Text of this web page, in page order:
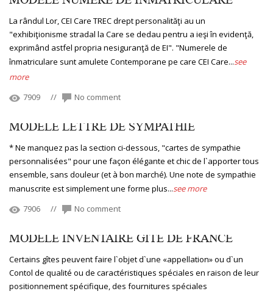
La rândul Lor, CEI Care TREC drept personalităţi au un
"exhibiţionisme stradal la Care se dedau pentru a ieşi în evidenţă,
exprimând astfel propria nesiguranţă de EI". "Numerele de
înmatriculare sunt amulete Contemporane pe care CEI Care...see
more
7909
// No comment
MODELE LETTRE DE SYMPATHIE
* Ne manquez pas la section ci-dessous, "cartes de sympathie
personnalisées" pour une façon élégante et chic de l`apporter tous
ensemble, sans douleur (et à bon marché). Une note de sympathie
manuscrite est simplement une forme plus...see more
7906
// No comment
MODELE INVENTAIRE GITE DE FRANCE
Certains gîtes peuvent faire l`objet d`une «appellation» ou d`un
Contol de qualité ou de caractéristiques spéciales en raison de leur
positionnement spécifique, des fournitures spéciales